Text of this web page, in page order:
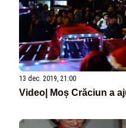
13 dec. 2019, 21:00
Video| Moș Crăciun a